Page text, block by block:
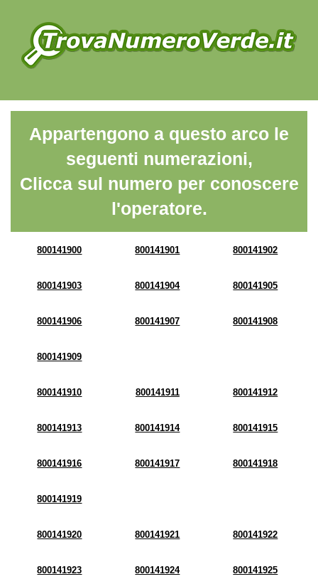
Appartengono a questo arco le
seguenti numerazioni,
Clicca sul numero per conoscere
l'operatore.
800141900 800141901 800141902
800141903 800141904 800141905
800141906 800141907 800141908
800141909
800141910 800141911 800141912
800141913 800141914 800141915
800141916 800141917 800141918
800141919
800141920 800141921 800141922
800141923 800141924 800141925